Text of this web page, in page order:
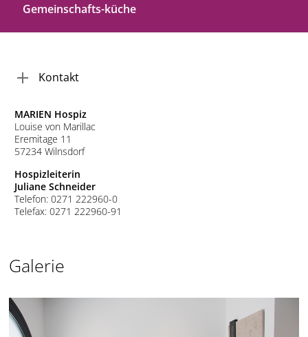
Gemeinschafts-küche
Kontakt
MARIEN Hospiz
Louise von Marillac
Eremitage 11
57234 Wilnsdorf
Hospizleiterin
Juliane Schneider
Telefon: 0271 222960-0
Telefax: 0271 222960-91
Galerie